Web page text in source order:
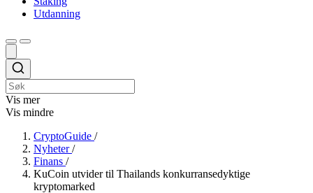
Utdanning
Vis mer
Vis mindre
CryptoGuide /
Nyheter /
Finans /
KuCoin utvider til Thailands konkurransedyktige
kryptomarked